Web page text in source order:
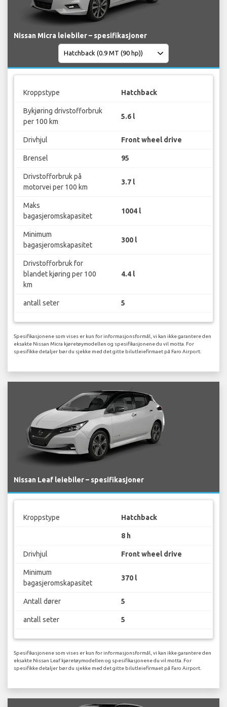
Nissan Micra leiebiler – spesifikasjoner
Kroppstype Hatchback
Bykjøring drivstofforbruk
per 100 km
5.6 l
Drivhjul Front wheel drive
Brensel 95
Drivstofforbruk på
motorvei per 100 km
3.7 l
Maks
bagasjeromskapasitet
1004 l
Minimum
bagasjeromskapasitet
300 l
Drivstofforbruk for
blandet kjøring per 100
km
4.4 l
antall seter 5
Spesifikasjonene som vises er kun for informasjonsformål, vi kan ikke garantere den
eksakte Nissan Micra kjøretøymodellen og spesifikasjonene du vil motta. For
spesifikke detaljer bør du sjekke med det gitte bilutleiefirmaet på Faro Airport.
Nissan Leaf leiebiler – spesifikasjoner
Kroppstype Hatchback
8 h
Drivhjul Front wheel drive
Minimum
bagasjeromskapasitet
370 l
Antall dører 5
antall seter 5
Spesifikasjonene som vises er kun for informasjonsformål, vi kan ikke garantere den
eksakte Nissan Leaf kjøretøymodellen og spesifikasjonene du vil motta. For
spesifikke detaljer bør du sjekke med det gitte bilutleiefirmaet på Faro Airport.